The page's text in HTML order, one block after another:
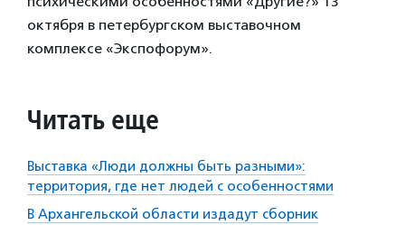
октября в петербургском выставочном
комплексе «Экспофорум».
Читать еще
Выставка «Люди должны быть разными»:
территория, где нет людей с особенностями
В Архангельской области издадут сборник